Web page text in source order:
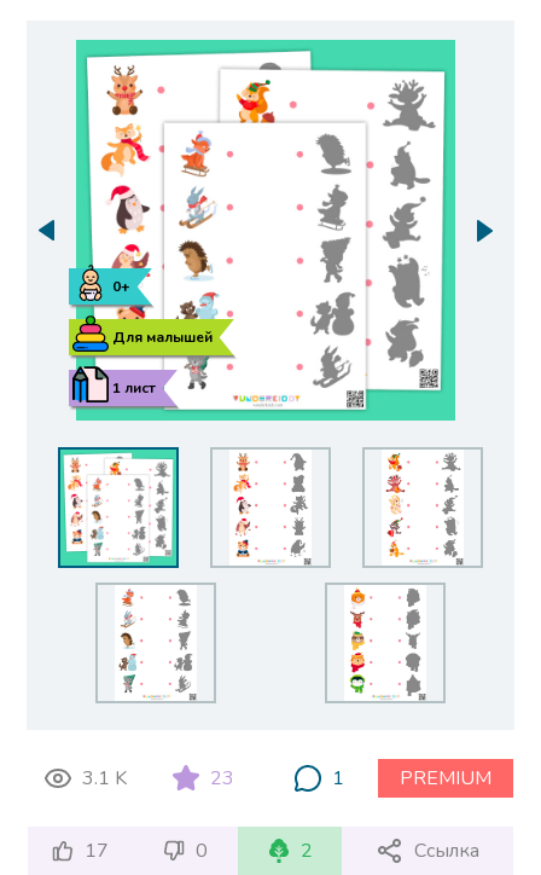
1 лист
Для малышей
0+
3.1 K 23 1 PREMIUM
17 0 2 Ссылка